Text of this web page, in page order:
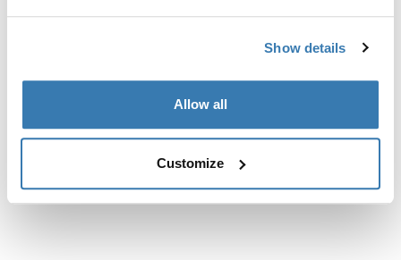
Show details
Allow all
Customize
Especificações técnicas
Toggle guides and instructions